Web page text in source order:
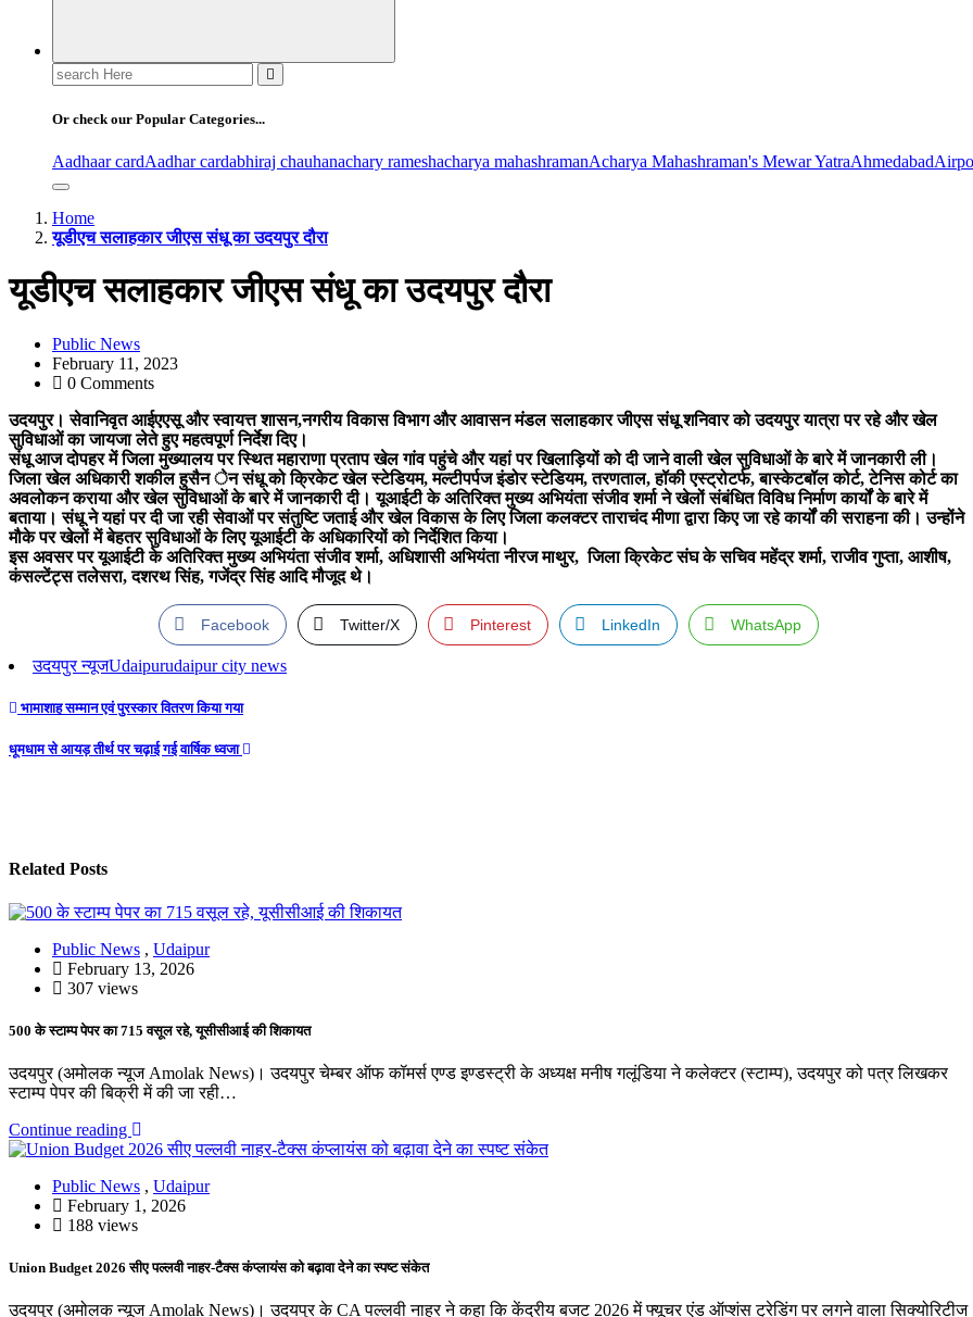
Search
for:
Or check our Popular Categories...
Aadhaar cardAadhar cardabhiraj chauhanachary rameshacharya mahashramanAcharya Mahashraman's Mewar YatraAhmedabad
Home
यूडीएच सलाहकार जीएस संधू का उदयपुर दौरा
यूडीएच सलाहकार जीएस संधू का उदयपुर दौरा
Public News
February 11, 2023
0 Comments
उदयपुर। सेवानिवृत आईएएसू और स्वायत्त शासन,नगरीय विकास विभाग और आवासन मंडल सलाहकार जीएस संधू शनिवार को उदयपुर यात्रा पर रहे और खेल
सुविधाओं का जायजा लेते हुए महत्वपूर्ण निर्देश दिए।
संधू आज दोपहर में जिला मुख्यालय पर स्थित महाराणा प्रताप खेल गांव पहुंचे और यहां पर खिलाड़ियों को दी जाने वाली खेल सुविधाओं के बारे में जानकारी ली।
जिला खेल अधिकारी शकील हुसैन ेन संधू को क्रिकेट खेल स्टेडियम, मल्टीपर्पज इंडोर स्टेडियम, तरणताल, हॉकी एस्ट्रोटर्फ, बास्केटबॉल कोर्ट, टेनिस कोर्ट का
अवलोकन कराया और खेल सुविधाओं के बारे में जानकारी दी। यूआईटी के अतिरिक्त मुख्य अभियंता संजीव शर्मा ने खेलों संबंधित विविध निर्माण कार्यों के बारे में
बताया। संधू ने यहां पर दी जा रही सेवाओं पर संतुष्टि जताई और खेल विकास के लिए जिला कलक्टर ताराचंद मीणा द्वारा किए जा रहे कार्यों की सराहना की। उन्होंने
मौके पर खेलों में बेहतर सुविधाओं के लिए यूआईटी के अधिकारियों को निर्देशित किया।
इस अवसर पर यूआईटी के अतिरिक्त मुख्य अभियंता संजीव शर्मा, अधिशासी अभियंता नीरज माथुर, जिला क्रिकेट संघ के सचिव महेंद्र शर्मा, राजीव गुप्ता, आशीष,
कंसल्टेंट्स तलेसरा, दशरथ सिंह, गजेंद्र सिंह आदि मौजूद थे।
Facebook Twitter/X Pinterest LinkedIn WhatsApp
उदयपुर न्यूजUdaipurudaipur city news
Post
navigation
भामाशाह सम्मान एवं पुरस्कार वितरण किया गया
धूमधाम से आयड़ तीर्थ पर चढ़ाई गई वार्षिक ध्वजा
Related Posts
Public News , Udaipur
February 13, 2026
307 views
500 के स्टाम्प पेपर का 715 वसूल रहे, यूसीसीआई की शिकायत
उदयपुर (अमोलक न्यूज Amolak News)। उदयपुर चेम्बर ऑफ कॉमर्स एण्ड इण्डस्ट्री के अध्यक्ष मनीष गलूंडिया ने कलेक्टर (स्टाम्प), उदयपुर को पत्र लिखकर
स्टाम्प पेपर की बिक्री में की जा रही…
Continue reading
Public News , Udaipur
February 1, 2026
188 views
Union Budget 2026 सीए पल्लवी नाहर-टैक्स कंप्लायंस को बढ़ावा देने का स्पष्ट संकेत
उदयपुर (अमोलक न्यूज Amolak News)। उदयपुर के CA पल्लवी नाहर ने कहा कि केंद्रीय बजट 2026 में फ्यूचर एंड ऑप्शंस ट्रेडिंग पर लगने वाला सिक्योरिटीज